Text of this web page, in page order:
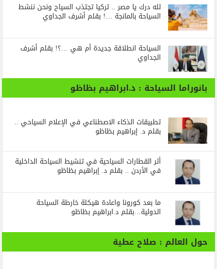
لله درك يا مصر .. تركيا تجتذب السياح ونحن ننشط
السياحة بالمانجة …! بقلم أشرف الجداوي
السياحة انطلاقة جديدة أم هي …؟! بقلم أشرف
الجداوي
بانوراما السياحة : د.ابراهيم بظاظو
تطبيقات الذكاء الاصطناعي في الإعلام السياحي ..
بقلم د. إبراهيم بظاظو
أثر القطارات السياحية في تنشيط السياحة الداخلية
في الأردن .. بقلم د. إبراهيم بظاظو
ما بعد كورونا واعادة هيكلة خارطة السياحة
الدولية…بقلم د.ابراهيم بظاظو
حول العالم : صلاح عطية